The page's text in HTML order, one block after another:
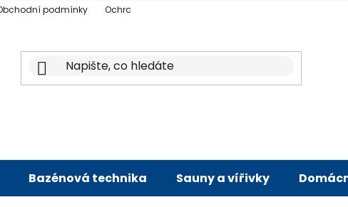
podmínky Ochrana osobních údajů
Bazénová technika Sauny a vířivky